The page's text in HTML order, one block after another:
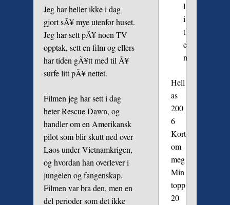
Jeg har heller ikke i dag
gjort sÃ¥ mye utenfor huset.
Jeg har sett pÃ¥ noen TV
opptak, sett en film og ellers
har tiden gÃ¥tt med til Ã¥
surfe litt pÃ¥ nettet.
Filmen jeg har sett i dag
heter Rescue Dawn, og
handler om en Amerikansk
pilot som blir skutt ned over
Laos under Vietnamkrigen,
og hvordan han overlever i
jungelen og fangenskap.
Filmen var bra den, men en
del perioder som det ikke
l
i
t
e
n
Hell
as
200
6
Kort
om
meg
Min
topp
20